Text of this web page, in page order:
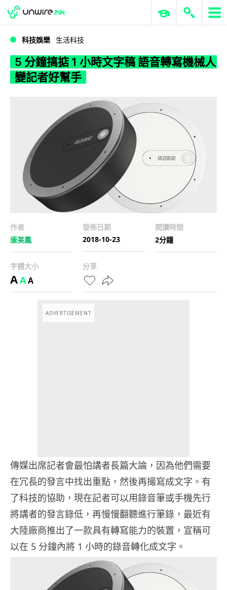
WWDC 2026 ERP 與商業 AI
科技娛樂 生活科技
5 分鐘搞掂 1 小時文字稿 語音轉寫機械人
變記者好幫手
作者
唐美鳳
發佈日期
2018-10-23
閱讀時間
2分鐘
字體大小
AAA
分享
ADVERTISEMENT
傳媒出席記者會最怕講者長篇大論，因為他們需要
在冗長的發言中找出重點，然後再撮寫成文字。有
了科技的協助，現在記者可以用錄音筆或手機先行
將講者的發言錄低，再慢慢翻聽進行筆錄，最近有
大陸廠商推出了一款具有轉寫能力的裝置，宣稱可
以在 5 分鐘內將 1 小時的錄音轉化成文字。